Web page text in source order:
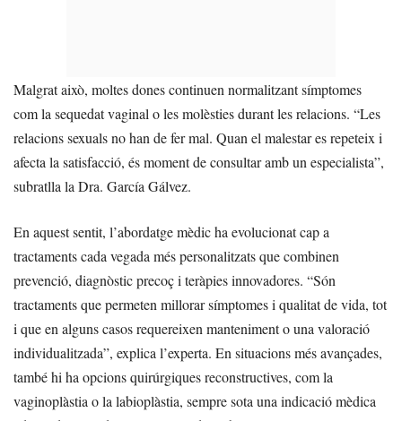
Malgrat això, moltes dones continuen normalitzant símptomes
com la sequedat vaginal o les molèsties durant les relacions. “Les
relacions sexuals no han de fer mal. Quan el malestar es repeteix i
afecta la satisfacció, és moment de consultar amb un especialista”,
subratlla la Dra. García Gálvez.
En aquest sentit, l’abordatge mèdic ha evolucionat cap a
tractaments cada vegada més personalitzats que combinen
prevenció, diagnòstic precoç i teràpies innovadores. “Són
tractaments que permeten millorar símptomes i qualitat de vida, tot
i que en alguns casos requereixen manteniment o una valoració
individualitzada”, explica l’experta. En situacions més avançades,
també hi ha opcions quirúrgiques reconstructives, com la
vaginoplàstia o la labioplàstia, sempre sota una indicació mèdica